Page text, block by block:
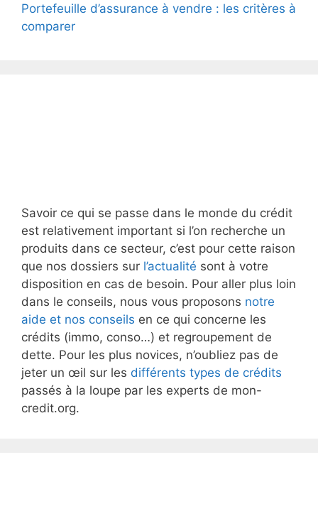
Portefeuille d’assurance à vendre : les critères à
comparer
Savoir ce qui se passe dans le monde du crédit
est relativement important si l’on recherche un
produits dans ce secteur, c’est pour cette raison
que nos dossiers sur l’actualité sont à votre
disposition en cas de besoin. Pour aller plus loin
dans le conseils, nous vous proposons notre
aide et nos conseils en ce qui concerne les
crédits (immo, conso…) et regroupement de
dette. Pour les plus novices, n’oubliez pas de
jeter un œil sur les différents types de crédits
passés à la loupe par les experts de mon-
credit.org.